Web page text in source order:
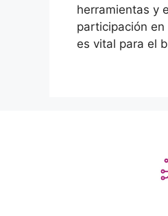
herramientas y
participación
es vital para el